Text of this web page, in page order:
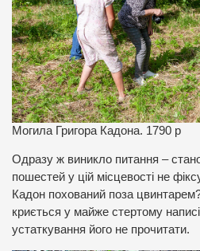
Могила Григора Кадона. 1790 р
Одразу ж виникло питання –
пошестей у цій місцевості не
Кадон похований поза
криється у майже стертому
устаткування його не прочитати.